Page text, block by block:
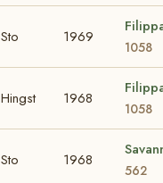
Sto 1969
1058
Hingst 1968
1058
Sto 1968
562